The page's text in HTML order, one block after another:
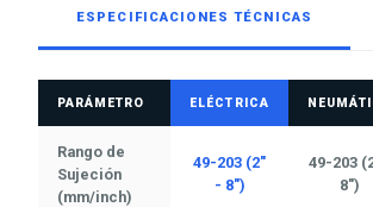
ESPECIFICACIONES TÉCNICAS
PARÁMETRO ELÉCTRICA
Rango de
Sujeción
(mm/inch)
49-203 (2"
- 8")
49-203
8")